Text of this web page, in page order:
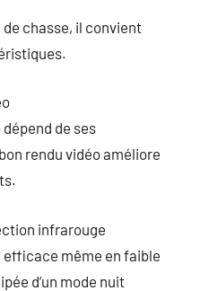
de chasse, il convient
dépend de ses
rendu vidéo améliore
infrarouge
efficace même en faible
d’un mode nuit